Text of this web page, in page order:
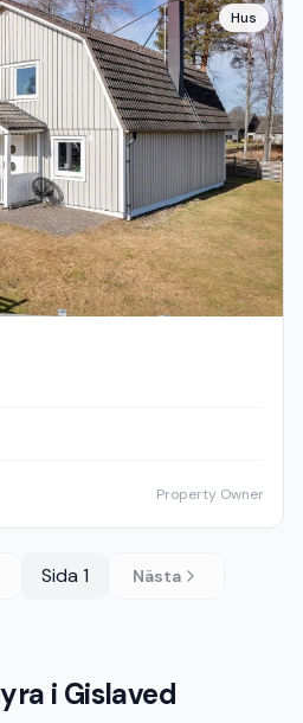
Hus
Property Owner
Sida 1 Nästa
i Gislaved